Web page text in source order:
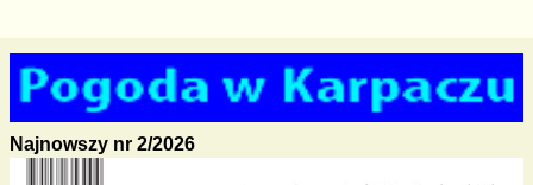
Najnowszy nr 2/2026